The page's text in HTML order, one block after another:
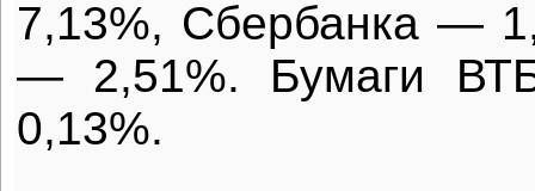
7,13%, Сбербанка —
— 2,51%. Бумаги
0,13%.